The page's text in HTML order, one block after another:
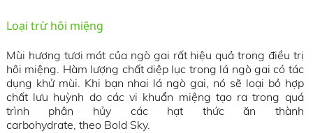
Loại trừ hôi miệng
Mùi hương tươi mát của ngò gai rất hiệu quả trong điều trị
hôi miệng. Hàm lượng chất diệp lục trong lá ngò gai có tác
dụng khử mùi. Khi bạn nhai lá ngò gai, nó sẽ loại bỏ hợp
chất lưu huỳnh do các vi khuẩn miệng tạo ra trong quá
trình phân hủy các hạt thức ăn thành
carbohydrate, theo Bold Sky.